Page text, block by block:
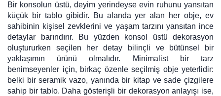
Bir konsolun üstü, deyim yerindeyse evin ruhunu yansıtan
küçük bir tablo gibidir. Bu alanda yer alan her obje, ev
sahibinin kişisel zevklerini ve yaşam tarzını yansıtan ince
detaylar barındırır. Bu yüzden konsol üstü dekorasyon
oluştururken seçilen her detay bilinçli ve bütünsel bir
yaklaşımın ürünü olmalıdır. Minimalist bir tarz
benimseyenler için, birkaç özenle seçilmiş obje yeterlidir:
belki bir seramik vazo, yanında bir kitap ve sade çizgilere
sahip bir tablo. Daha gösterişli bir dekorasyon anlayışı ise,